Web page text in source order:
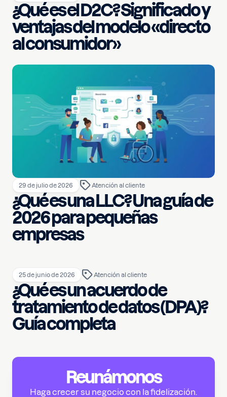
¿Qué es el D2C? Significado y
ventajas del modelo «directo
al consumidor»
29 de julio de 2026 Atención al cliente
¿Qué es una LLC? Una guía de
2026 para pequeñas
empresas
25 de junio de 2026 Atención al cliente
¿Qué es un acuerdo de
tratamiento de datos (DPA)?
Guía completa
Reunámonos
Haga crecer su negocio con la fidelización.